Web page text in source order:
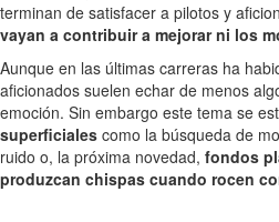
terminan de satisfacer a pilotos y
vayan a contribuir a mejorar ni los
Aunque en las últimas carreras ha
aficionados suelen echar de menos
emoción. Sin embargo este tema se
superficiales como la búsqueda de
ruido o, la próxima novedad, fondos
produzcan chispas cuando rocen